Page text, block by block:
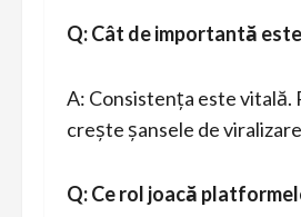
Q: Cât de importantă
A: Consistența este
crește șansele de
Q: Ce rol joacă